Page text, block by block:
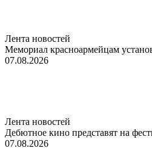
Лента новостей
Мемориал красноармейцам
07.08.2026
Лента новостей
Дебютное кино представят на
07.08.2026